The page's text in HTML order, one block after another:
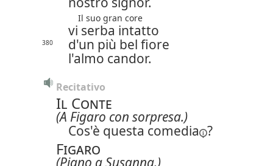
Il suo gran core
vi serba intatto
380
d'un più bel fiore
l'almo candor.
Recitativo
Il Conte
(A Figaro con sorpresa.)
Cos'è questa comedia ?
Figaro
(Piano a Susanna.)